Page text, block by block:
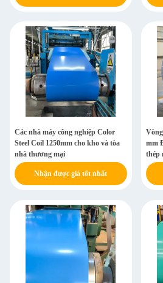
Các nhà máy công nghiệp Color
Steel Coil 1250mm cho kho và tòa
nhà thương mại
Nhận được giá tốt nhất
mm
thép